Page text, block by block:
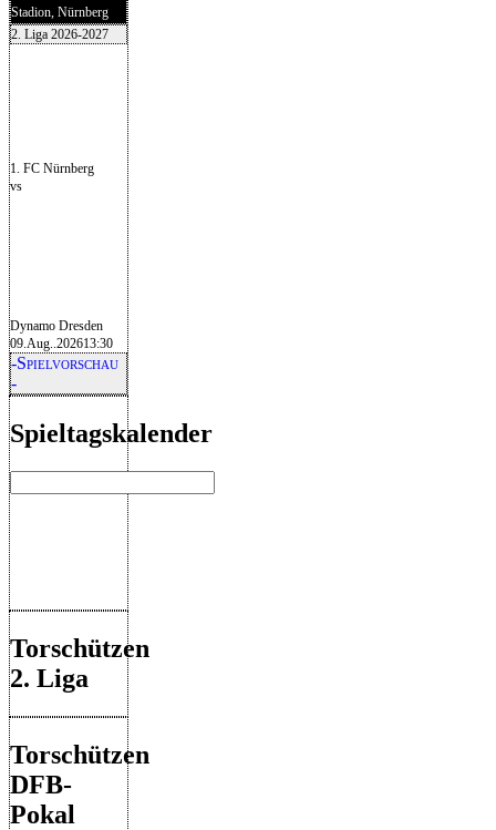
Stadion, Nürnberg
2. Liga 2026-2027
1. FC Nürnberg
vs
Dynamo Dresden
09.Aug..202613:30
-Spielvorschau
-
Spieltagskalender
Torschützen
2. Liga
Torschützen
DFB-
Pokal